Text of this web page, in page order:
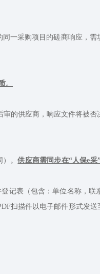
一采购项目的磋商响应，需
。
的供应商，响应文件将被否
）。供应商需同步在“人保e采
表（包含：单位名称，联
扫描件以电子邮件形式发送